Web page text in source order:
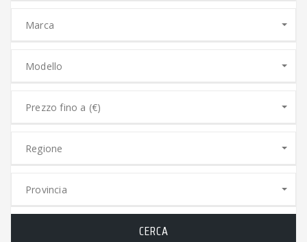
Marca
Modello
Prezzo fino a (€)
Regione
Provincia
CERCA